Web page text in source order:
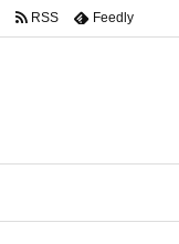
RSS Feedly